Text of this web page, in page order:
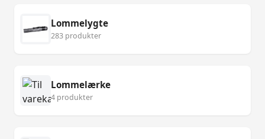
Lommelygte
283 produkter
Lommelærke
4 produkter